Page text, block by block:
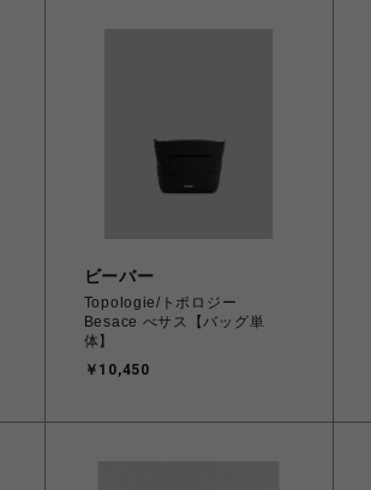
ビーバー
Topologie/トポロジー
Besace べサス【バッグ単
体】
￥10,450